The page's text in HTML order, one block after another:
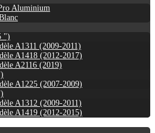
Aluminium
")
A1311 (2009-2011)
A1418 (2012-2017)
A2116 (2019)
A1225 (2007-2009)
A1312 (2009-2011)
A1419 (2012-2015)